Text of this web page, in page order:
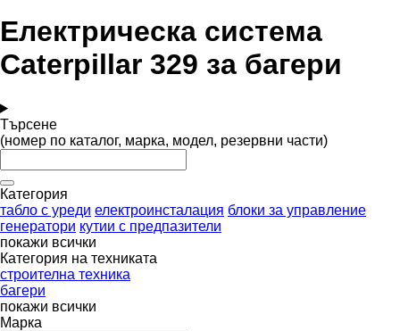
Електрическа система
Caterpillar 329 за багери
Търсене
(номер по каталог, марка, модел, резервни части)
Категория
табло с уреди електроинсталация блоки за управление
генератори кутии с предпазители
покажи всички
Категория на техниката
строителна техника
багери
покажи всички
Марка